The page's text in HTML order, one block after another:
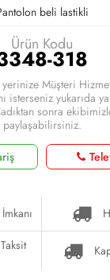
beli lastikli
Ürün Kodu
318
Müşteri
isterseniz yukarıda
sonra
paylaşabilirsiniz.